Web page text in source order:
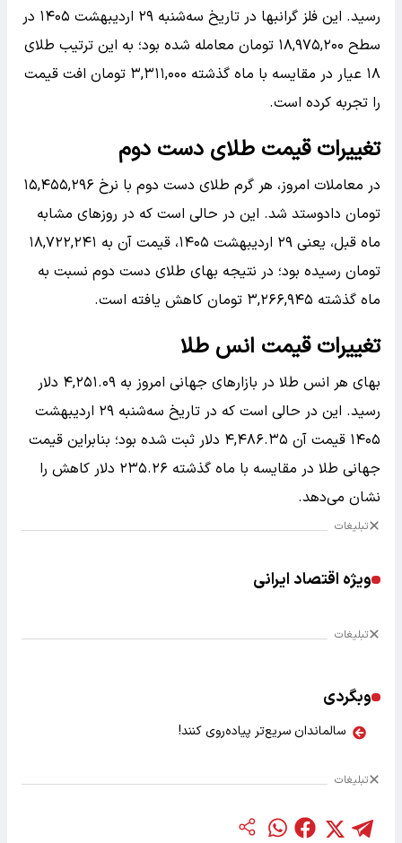
رسید. این فلز گرانبها در تاریخ سه‌شنبه ۲۹ اردیبهشت ۱۴۰۵ در
سطح ۱۸,۹۷۵,۲۰۰ تومان معامله شده بود؛ به این ترتیب طلای
۱۸ عیار در مقایسه با ماه گذشته ۳,۳۱۱,۰۰۰ تومان افت قیمت
را تجربه کرده است.
تغییرات قیمت طلای دست دوم
در معاملات امروز، هر گرم طلای دست دوم با نرخ ۱۵,۴۵۵,۲۹۶
تومان دادوستد شد. این در حالی است که در روزهای مشابه
ماه قبل، یعنی ۲۹ اردیبهشت ۱۴۰۵، قیمت آن به ۱۸,۷۲۲,۲۴۱
تومان رسیده بود؛ در نتیجه بهای طلای دست دوم نسبت به
ماه گذشته ۳,۲۶۶,۹۴۵ تومان کاهش یافته است.
تغییرات قیمت انس طلا
بهای هر انس طلا در بازارهای جهانی امروز به ۴,۲۵۱.۰۹ دلار
رسید. این در حالی است که در تاریخ سه‌شنبه ۲۹ اردیبهشت
۱۴۰۵ قیمت آن ۴,۴۸۶.۳۵ دلار ثبت شده بود؛ بنابراین قیمت
جهانی طلا در مقایسه با ماه گذشته ۲۳۵.۲۶ دلار کاهش را
نشان می‌دهد.
تبلیغات
ویژه اقتصاد ایرانی
تبلیغات
وبگردی
سالماندان سریع‌تر پیاده‌روی کنند!
تبلیغات